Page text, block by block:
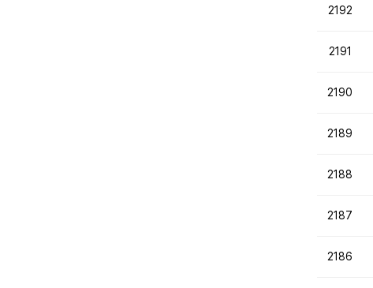
2192
2191
2190
2189
2188
2187
2186